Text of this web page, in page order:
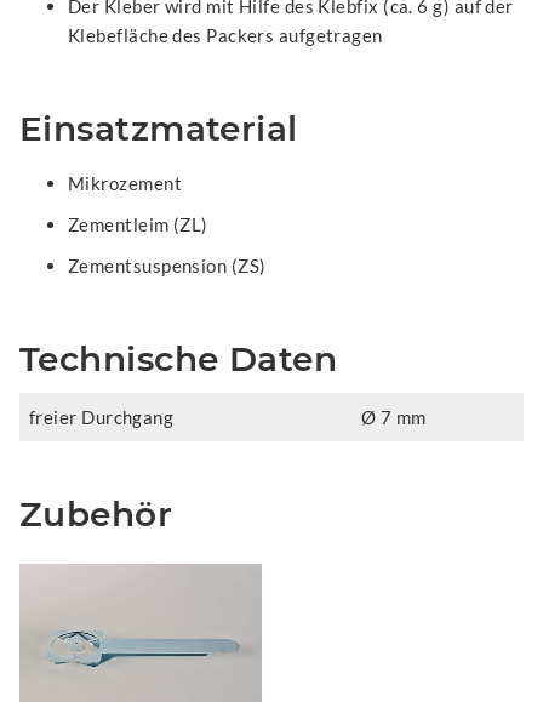
Der Kleber wird mit Hilfe des Klebfix (ca. 6 g) auf der
Klebefläche des Packers aufgetragen
Einsatzmaterial
Mikrozement
Zementleim (ZL)
Zementsuspension (ZS)
Technische Daten
freier Durchgang Ø 7 mm
Zubehör